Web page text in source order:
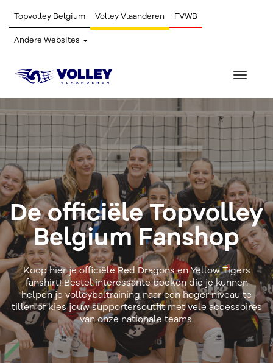
Topvolley Belgium Volley Vlaanderen FVWB
Andere Websites
Toggle
De officiële Topvolley
Belgium Fanshop
Koop hier je officiële Red Dragons en Yellow Tigers
fanshirt! Bestel interessante boeken die je kunnen
helpen je volleybaltraining naar een hoger niveau te
tillen of kies jouw supportersoutfit met vele accessoires
van onze nationale teams.